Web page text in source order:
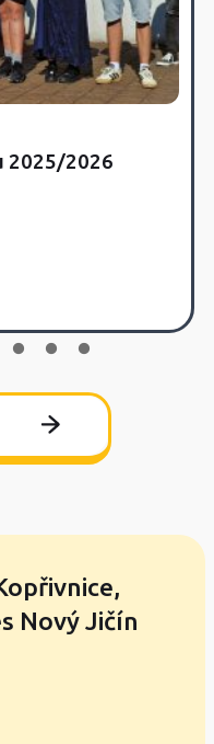
2025/2026
Nový Jičín